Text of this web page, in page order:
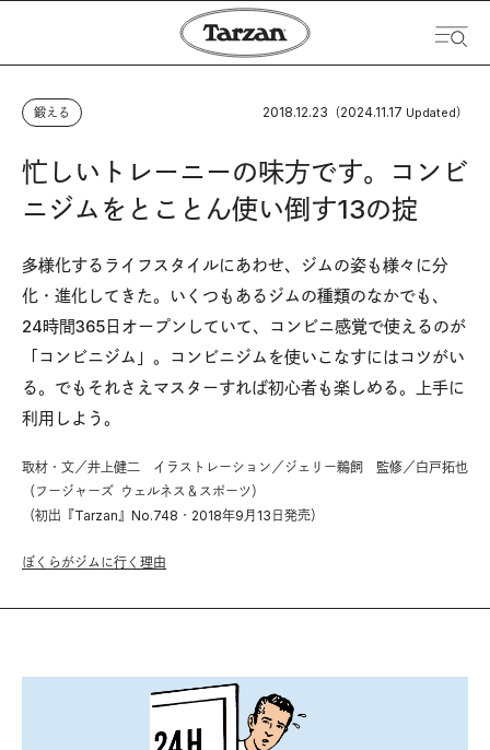
鍛える 2018.12.23 （2024.11.17 Updated）
忙しいトレーニーの味方です。コンビ
ニジムをとことん使い倒す13の掟
多様化するライフスタイルにあわせ、ジムの姿も様々に分
化・進化してきた。いくつもあるジムの種類のなかでも、
24時間365日オープンしていて、コンビニ感覚で使えるのが
「コンビニジム」。コンビニジムを使いこなすにはコツがい
る。でもそれさえマスターすれば初心者も楽しめる。上手に
利用しよう。
取材・文／井上健二 イラストレーション／ジェリー鵜飼 監修／白戸拓也
（フージャーズ ウェルネス＆スポーツ）
（初出『Tarzan』No.748・2018年9月13日発売）
ぼくらがジムに行く理由